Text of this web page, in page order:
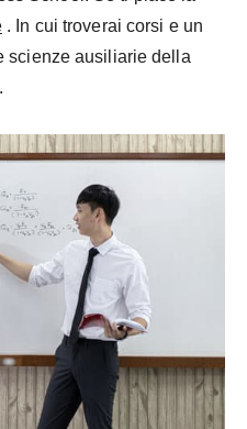
. In cui troverai corsi e un
scienze ausiliarie della